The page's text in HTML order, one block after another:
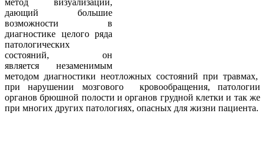
метод визуализации,
дающий большие
возможности в
диагностике целого ряда
патологических
состояний, он
является незаменимым
методом диагностики неотложных состояний при травмах,
при нарушении мозгового кровообращения, патологии
органов брюшной полости и органов грудной клетки и так же
при многих других патологиях, опасных для жизни пациента.